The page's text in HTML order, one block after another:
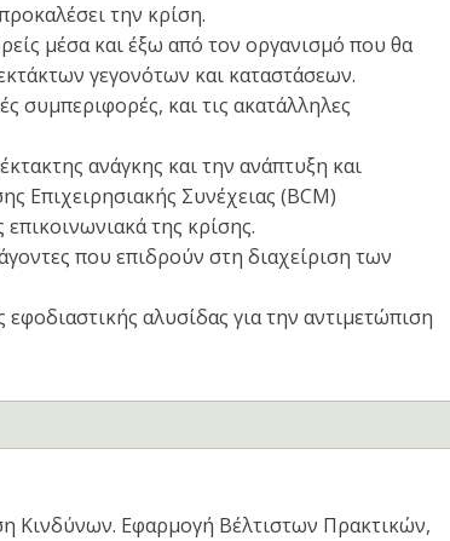
την κρίση.
μέσα και έξω από τον οργανισμό που θα
γεγονότων και καταστάσεων.
συμπεριφορές, και τις ακατάλληλες
ανάγκης και την ανάπτυξη και
Επιχειρησιακής Συνέχειας (BCM)
της κρίσης.
που επιδρούν στη διαχείριση των
εφοδιαστικής αλυσίδας για την αντιμετώπιση
Κινδύνων. Εφαρμογή Βέλτιστων Πρακτικών,